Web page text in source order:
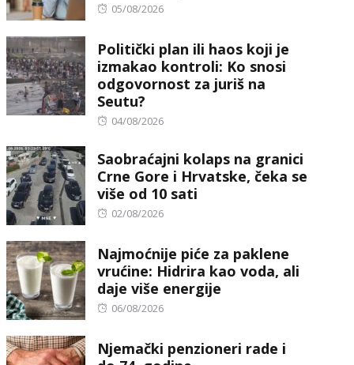
Posted
05/08/2026
Politički plan ili haos koji je
izmakao kontroli: Ko snosi
odgovornost za juriš na
Seutu?
Posted
04/08/2026
Saobraćajni kolaps na granici
Crne Gore i Hrvatske, čeka se
više od 10 sati
Posted
02/08/2026
Najmoćnije piće za paklene
vrućine: Hidrira kao voda, ali
daje više energije
Posted
06/08/2026
Njemački penzioneri rade i